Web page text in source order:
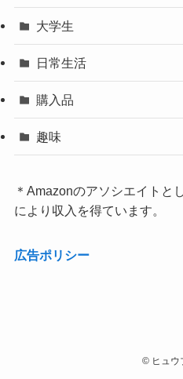
大学生
日常生活
購入品
趣味
＊Amazonのアソシエイトと
により収入を得ています。
広告ポリシー
©ヒュウ